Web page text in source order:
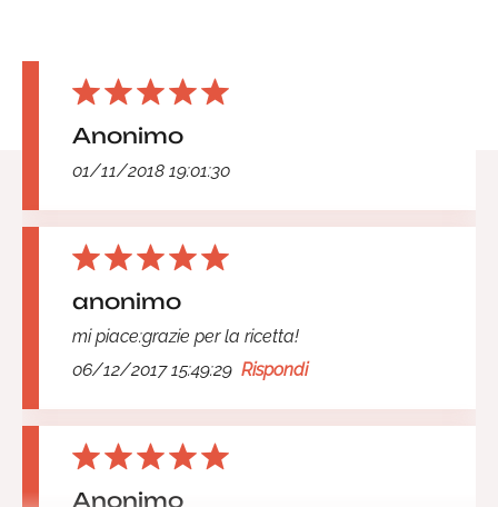
Anonimo
01/11/2018 19:01:30
anonimo
mi piace:grazie per la ricetta!
06/12/2017 15:49:29 Rispondi
Anonimo